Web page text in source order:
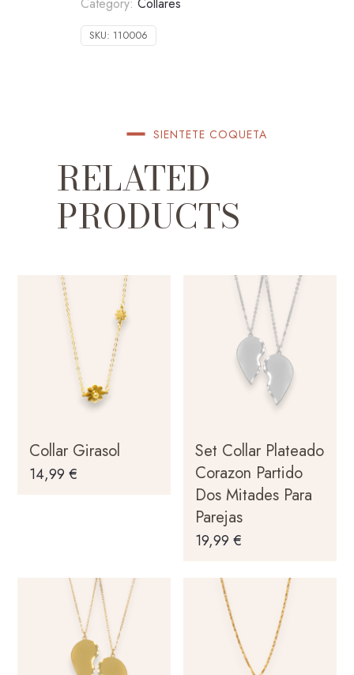
SKU: 110006
SIENTETE COQUETA
RELATED
PRODUCTS
Collar Girasol
14,99€
Set Collar Plateado
Corazon Partido
Dos Mitades Para
Parejas
19,99€